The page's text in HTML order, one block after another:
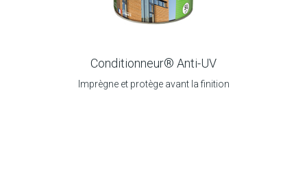
Conditionneur® Anti-UV
Imprègne et protège avant la finition